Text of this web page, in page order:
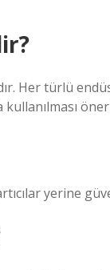
Her türlü
kullanılması
yerine